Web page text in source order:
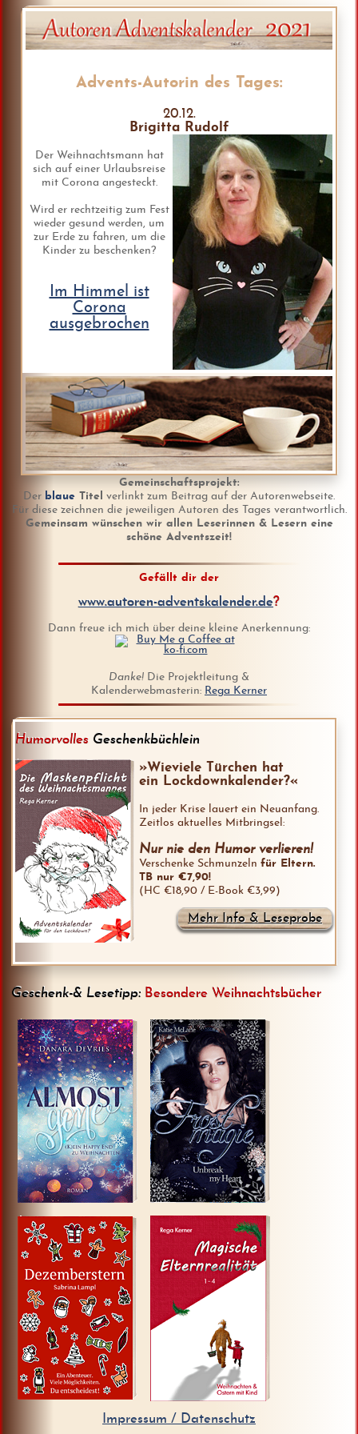
Advents-Autorin des Tages:
20.12.
Brigitta Rudolf
Der Weihnachtsmann hat
sich auf einer Urlaubsreise
mit Corona angesteckt.
Wird er rechtzeitig zum Fest
wieder gesund werden, um
zur Erde zu fahren, um die
Kinder zu beschenken?
Im Himmel ist
Corona
ausgebrochen
Gemeinschaftsprojekt:
Der blaue Titel
verlinkt zum Beitrag auf der Autorenwebseite.
Für diese zeichnen die jeweiligen Autoren des Tages verantwortlich.
Gemeinsam wünschen wir allen Leserinnen & Lesern eine
schöne Adventszeit!
Gefällt dir der
www.autoren-adventskalender.de?
Dann freue ich mich über deine kleine Anerkennung:
Danke! Die Projektleitung &
Kalenderwebmasterin: Rega Kerner
Humorvolles Geschenkbüchlein
»Wieviele Türchen hat
ein Lockdownkalender?«
In jeder Krise lauert ein Neuanfang.
Zeitlos aktuelles Mitbringsel:
Nur nie den Humor verlieren!
Verschenke Schmunzeln für Eltern.
TB nur €7,90!
(HC €18,90 / E-Book €3,99)
Mehr Info & Leseprobe
Geschenk-& Lesetipp:Besondere Weihnachtsbücher
Klick HIER!
Klick HIER!
Klick HIER!
Klick HIER!
Impressum / Datenschutz